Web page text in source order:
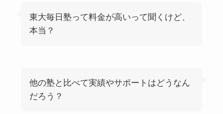
東大毎日塾って料金が高いって聞くけど、
本当？
他の塾と比べて実績やサポートはどうなん
だろう？